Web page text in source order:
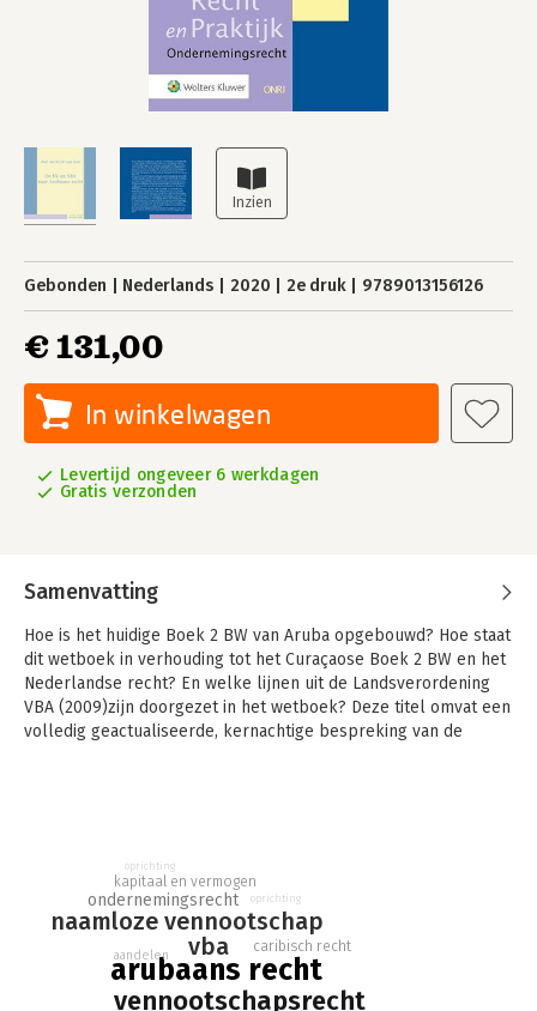
Gebonden Nederlands 2020 2e druk 9789013156126
€ 131,00
In winkelwagen
Levertijd ongeveer 6 werkdagen
Gratis verzonden
Samenvatting
Hoe is het huidige Boek 2 BW van Aruba opgebouwd? Hoe staat
dit wetboek in verhouding tot het Curaçaose Boek 2 BW en het
Nederlandse recht? En welke lijnen uit de Landsverordening
VBA (2009)zijn doorgezet in het wetboek? Deze titel omvat een
volledig geactualiseerde, kernachtige bespreking van de
landsverordeningen. Op 1 januari 2021 treedt Boek 2 BW van
Aruba (Boek 2 BWA) in werking, waarmee alle
privaatrechtelijke rechtspersoonsvormen zijn vastlegd in één
wetboek. De NV en VBA naar Arubaans recht omvat een
kernachtige bespreking van het ontstaan, de ontwikkelingen
en de structuur van het huidige Arubaans
arubaans recht
vennootschapsrecht
vba
naamloze vennootschap
ondernemingsrecht
kapitaal en vermogen
caribisch recht
aandelen
oprichting
oprichting